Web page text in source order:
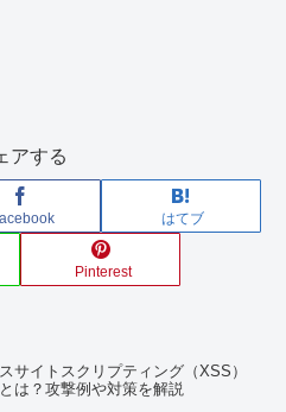
アする
はてブ
Pinterest
サイトスクリプティング（XSS）
は？攻撃例や対策を解説